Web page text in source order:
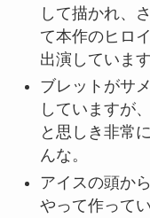
して描かれ、
て本作のヒロ
出演しています
ブレットがサ
していますが
と思しき非常
んな。
アイスの頭か
やって作って